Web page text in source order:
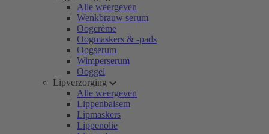
Alle weergeven
Wenkbrauw serum
Oogcrème
Oogmaskers & -pads
Oogserum
Wimperserum
Ooggel
Lipverzorging
Alle weergeven
Lippenbalsem
Lipmaskers
Lippenolie